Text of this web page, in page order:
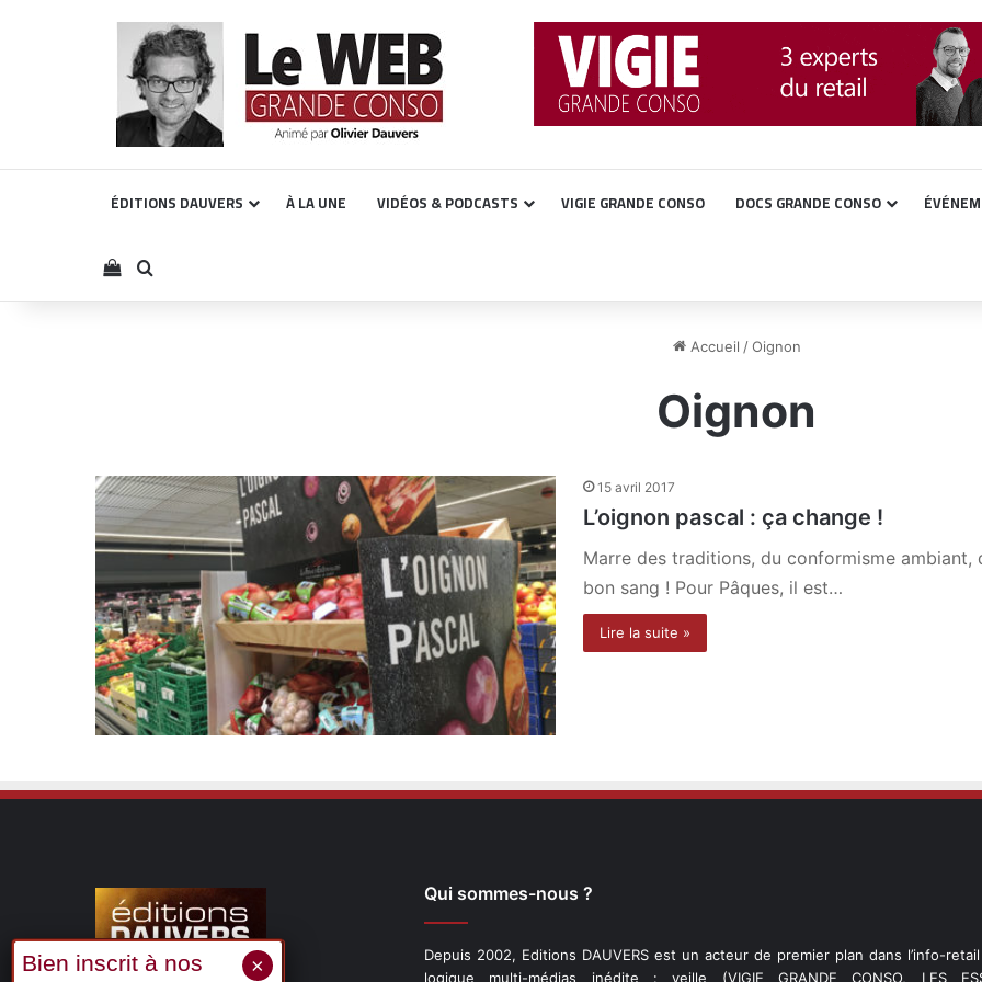
ÉDITIONS DAUVERS À LA UNE VIDÉOS & PODCASTS VIGIE GRANDE CONSO DOCS GRANDE CONSO
Voir votre panier
Rechercher
Accueil / Oignon
Oignon
15 avril 2017
L’oignon pascal : ça change !
Marre des traditions, du conformisme ambiant,
bon sang ! Pour Pâques, il est…
Lire la suite »
Qui sommes-nous ?
Depuis 2002, Editions DAUVERS est un acteur de premier plan dans l’info-
logique multi-médias inédite : veille (VIGIE GRANDE CONSO, LES